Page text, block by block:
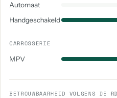
Automaat
Handgeschakeld
CARROSSERIE
MPV
BETROUWBAARHEID VOLGENS DE